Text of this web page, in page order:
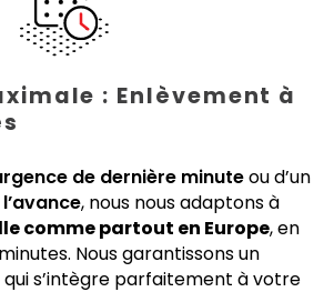
: Enlèvement à
de dernière minuteou d’un
, nous nous adaptons à
comme partout en Europe, en
Nous garantissons un
s’intègre parfaitement à votre